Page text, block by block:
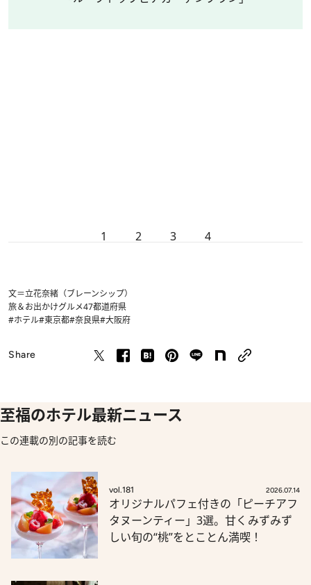
1 2 3 4
文＝立花奈緒（ブレーンシップ）
旅＆お出かけグルメ47都道府県
#ホテル#東京都#奈良県#大阪府
Share
至福のホテル最新ニュース
この連載の別の記事を読む
vol.181 2026.07.14
オリジナルパフェ付きの「ピーチアフ
タヌーンティー」3選。甘くみずみず
しい旬の“桃”をとことん満喫！